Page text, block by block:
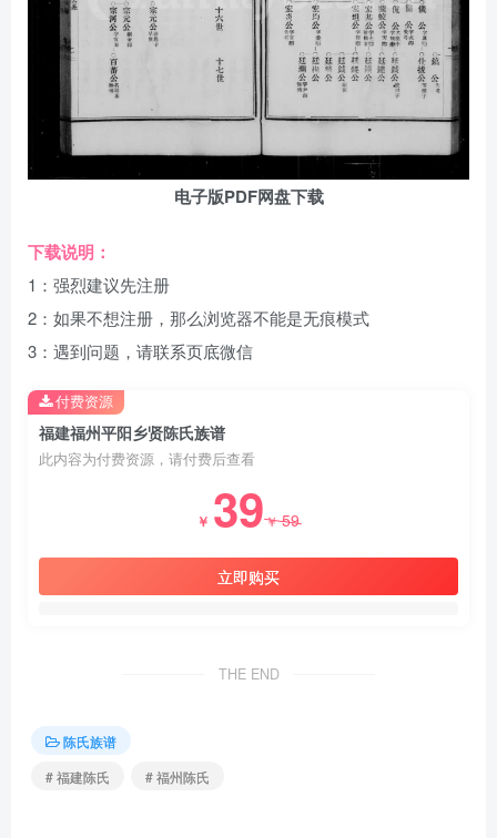
电子版PDF网盘下载
下载说明：
1：强烈建议先注册
2：如果不想注册，那么浏览器不能是无痕模式
3：遇到问题，请联系页底微信
福建福州平阳乡贤陈氏族谱
此内容为付费资源，请付费后查看
￥ 39￥59
立即购买
付费资源
THE END
陈氏族谱
# 福建陈氏
# 福州陈氏